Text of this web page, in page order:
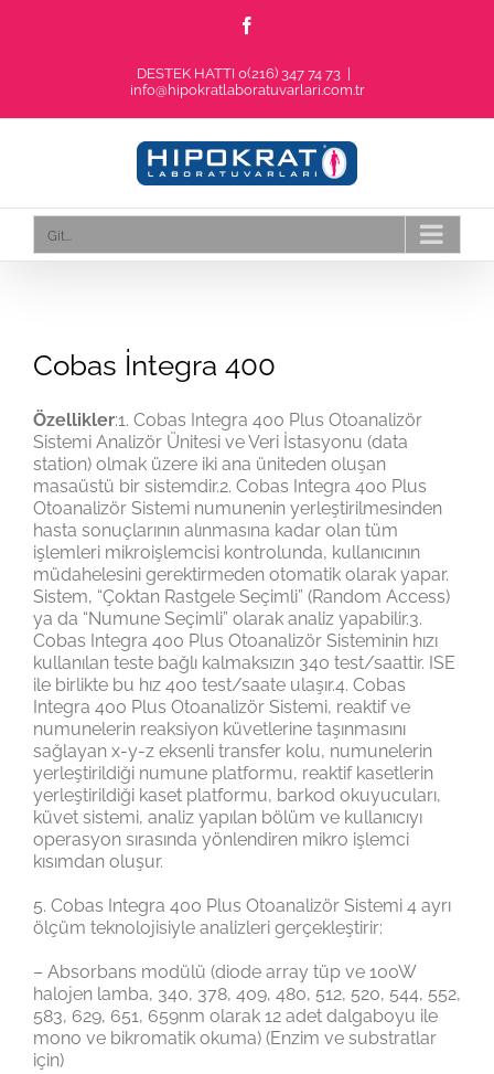
DESTEK HATTI 0(216) 347 74 73
info@hipokratlaboratuvarlari.com.tr
Git...
Cobas İntegra 400
Özellikler:1. Cobas Integra 400 Plus Otoanalizör
Sistemi Analizör Ünitesi ve Veri İstasyonu (data
station) olmak üzere iki ana üniteden oluşan
masaüstü bir sistemdir.2. Cobas Integra 400 Plus
Otoanalizör Sistemi numunenin yerleştirilmesinden
hasta sonuçlarının alınmasına kadar olan tüm
işlemleri mikroişlemcisi kontrolunda, kullanıcının
müdahelesini gerektirmeden otomatik olarak yapar.
Sistem, “Çoktan Rastgele Seçimli” (Random Access)
ya da “Numune Seçimli” olarak analiz yapabilir.3.
Cobas Integra 400 Plus Otoanalizör Sisteminin hızı
kullanılan teste bağlı kalmaksızın 340 test/saattir. ISE
ile birlikte bu hız 400 test/saate ulaşır.4. Cobas
Integra 400 Plus Otoanalizör Sistemi, reaktif ve
numunelerin reaksiyon küvetlerine taşınmasını
sağlayan x-y-z eksenli transfer kolu, numunelerin
yerleştirildiği numune platformu, reaktif kasetlerin
yerleştirildiği kaset platformu, barkod okuyucuları,
küvet sistemi, analiz yapılan bölüm ve kullanıcıyı
operasyon sırasında yönlendiren mikro işlemci
kısımdan oluşur.
5. Cobas Integra 400 Plus Otoanalizör Sistemi 4 ayrı
ölçüm teknolojisiyle analizleri gerçekleştirir:
– Absorbans modülü (diode array tüp ve 100W
halojen lamba, 340, 378, 409, 480, 512, 520, 544, 552,
583, 629, 651, 659nm olarak 12 adet dalgaboyu ile
mono ve bikromatik okuma) (Enzim ve substratlar
için)